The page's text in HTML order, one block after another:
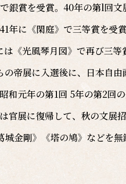
銀賞を受賞。40年の第l回文
年に《閑庭》で三等賞を受
《光風琴月図》で再び三等
帝展に入選後に、日本自由
和元年の第1回 5年の第2回
官展に復帰して、秋の文展
金剛》《塔の鳩》などを無